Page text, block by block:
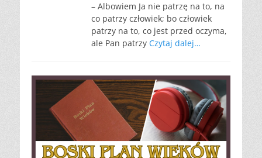
– Albowiem Ja nie patrzę na to, na
co patrzy człowiek; bo człowiek
patrzy na to, co jest przed oczyma,
ale Pan patrzy Czytaj dalej…